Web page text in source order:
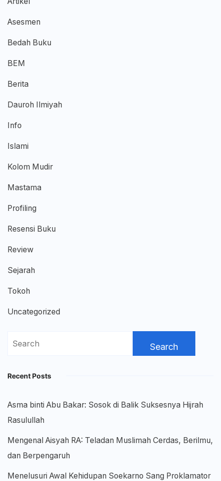
Asesmen
Bedah Buku
BEM
Berita
Dauroh Ilmiyah
Info
Islami
Kolom Mudir
Mastama
Profiling
Resensi Buku
Review
Sejarah
Tokoh
Uncategorized
Search
Recent Posts
Asma binti Abu Bakar: Sosok di Balik Suksesnya Hijrah
Rasulullah
Mengenal Aisyah RA: Teladan Muslimah Cerdas, Berilmu,
dan Berpengaruh
Menelusuri Awal Kehidupan Soekarno Sang Proklamator